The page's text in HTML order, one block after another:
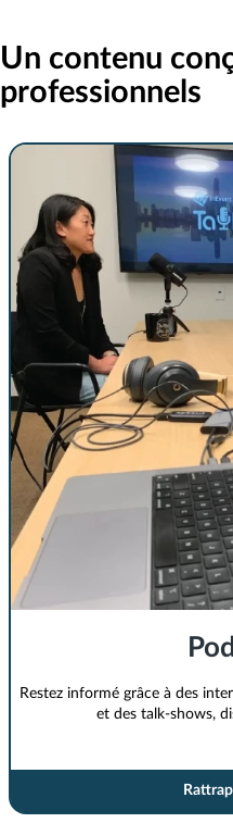
Un contenu
professionnels
Restez informé grâce à des
et des talk-shows,